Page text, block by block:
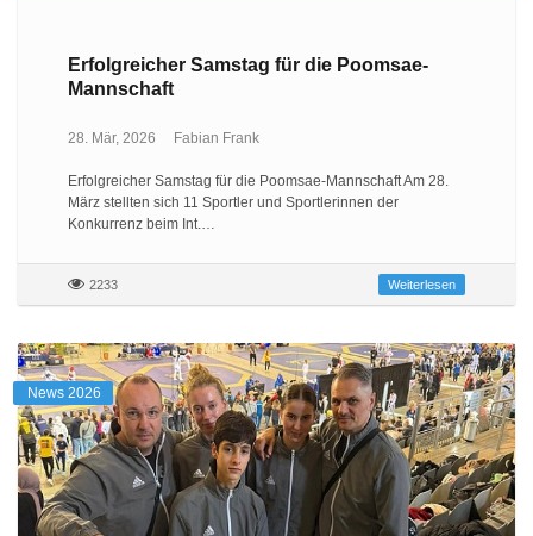
Erfolgreicher Samstag für die Poomsae-
Mannschaft
28. Mär, 2026 Fabian Frank
Erfolgreicher Samstag für die Poomsae-Mannschaft Am 28.
März stellten sich 11 Sportler und Sportlerinnen der
Konkurrenz beim Int.…
2233 Weiterlesen
News 2026